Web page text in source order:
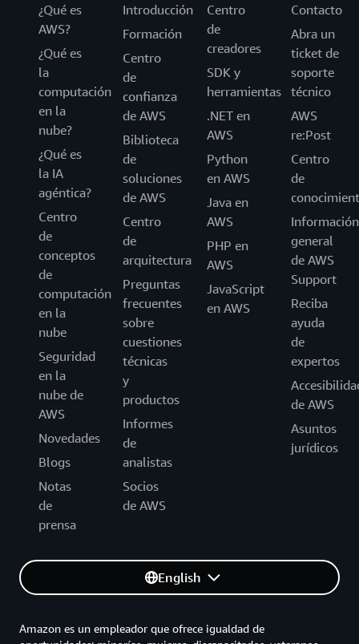
¿Qué es
AWS?
¿Qué es
la
computación
en la
nube?
¿Qué es
la IA
agéntica?
Centro
de
conceptos
de
computación
en la
nube
Seguridad
en la
nube de
AWS
Novedades
Blogs
Notas
de
prensa
Introducción
Formación
Centro
de
confianza
de AWS
Biblioteca
de
soluciones
de AWS
Centro
de
arquitectura
Preguntas
frecuentes
sobre
cuestiones
técnicas
y
productos
Informes
de
analistas
Socios
de AWS
Centro
de
creadores
SDK y
herramientas
.NET en
AWS
Python
en AWS
Java en
AWS
PHP en
AWS
JavaScript
en AWS
Contacto
Abra un
ticket de
soporte
técnico
AWS
re:Post
Centro
de
Información
general
de AWS
Support
Reciba
ayuda
de
expertos
de AWS
Asuntos
jurídicos
English
Amazon es un empleador que ofrece igualdad de